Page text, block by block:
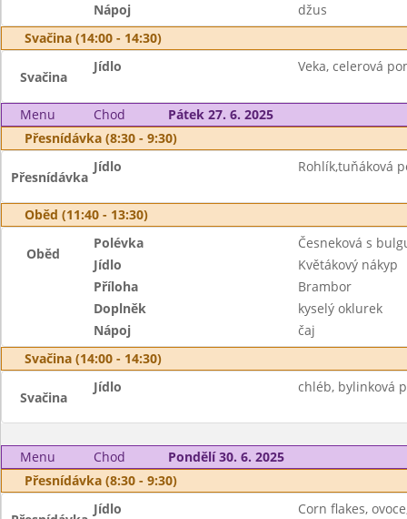
Nápoj
džus
Svačina (14:00 - 14:30)
Svačina
Jídlo Veka, celerová
Menu Chod
Pátek 27. 6. 2025
Přesnídávka (8:30 - 9:30)
Přesnídávka
Jídlo Rohlík,tuňáková
Oběd (11:40 - 13:30)
Oběd
Polévka
Česneková s
Jídlo
Květákový nákyp
Příloha
Brambor
Doplněk
kyselý oklurek
Nápoj
čaj
Svačina (14:00 - 14:30)
Svačina
Jídlo chléb, bylinková
Menu Chod
Pondělí 30. 6. 2025
Přesnídávka (8:30 - 9:30)
Jídlo Corn flakes,